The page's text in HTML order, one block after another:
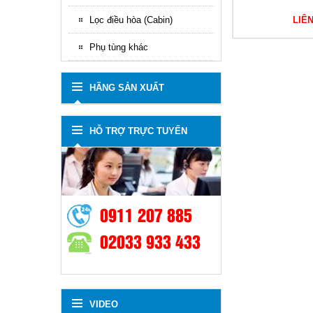
Lọc điều hòa (Cabin)
Phụ tùng khác
HÃNG SẢN XUẤT
HỖ TRỢ TRỰC TUYẾN
0911 207 885
02033 933 433
VIDEO